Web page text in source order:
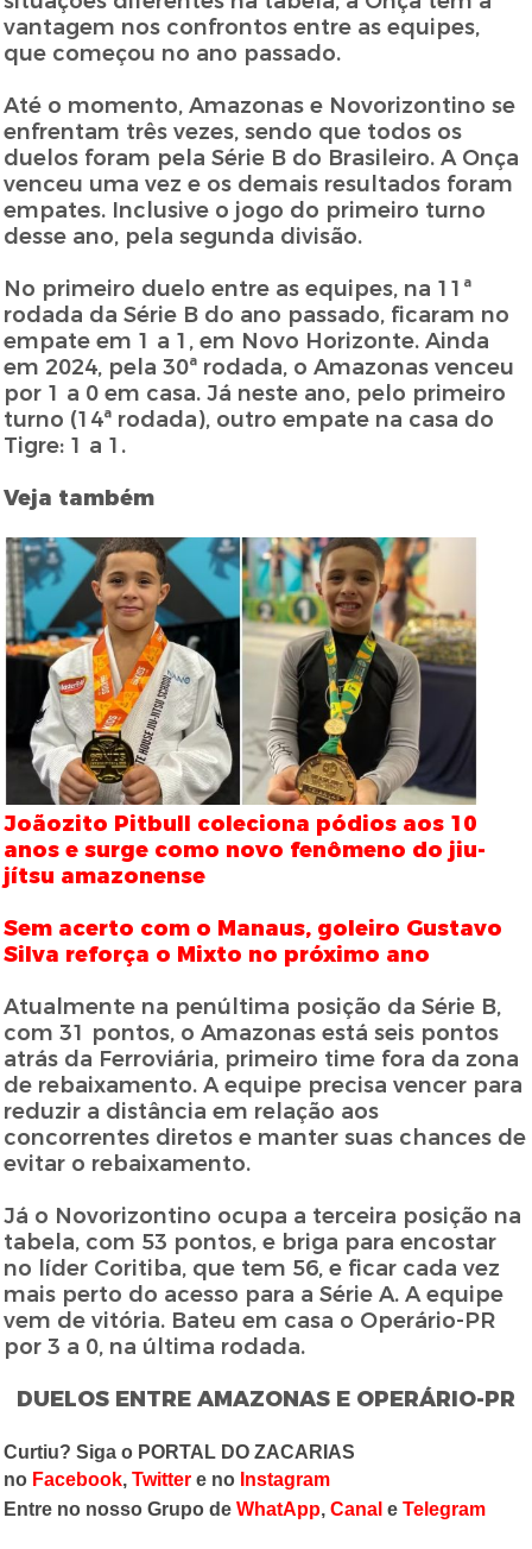
vantagem nos confrontos entre as equipes,
que começou no ano passado.
Até o momento, Amazonas e Novorizontino se
enfrentam três vezes, sendo que todos os
duelos foram pela Série B do Brasileiro. A Onça
venceu uma vez e os demais resultados foram
empates. Inclusive o jogo do primeiro turno
desse ano, pela segunda divisão.
No primeiro duelo entre as equipes, na 11ª
rodada da Série B do ano passado, ficaram no
empate em 1 a 1, em Novo Horizonte. Ainda
em 2024, pela 30ª rodada, o Amazonas venceu
por 1 a 0 em casa. Já neste ano, pelo primeiro
turno (14ª rodada), outro empate na casa do
Tigre: 1 a 1.
Veja também
Joãozito Pitbull coleciona pódios aos 10
anos e surge como novo fenômeno do jiu-
jítsu amazonense
Sem acerto com o Manaus, goleiro Gustavo
Silva reforça o Mixto no próximo ano
Atualmente na penúltima posição da Série B,
com 31 pontos, o Amazonas está seis pontos
atrás da Ferroviária, primeiro time fora da zona
de rebaixamento. A equipe precisa vencer para
reduzir a distância em relação aos
concorrentes diretos e manter suas chances de
evitar o rebaixamento.
Já o Novorizontino ocupa a terceira posição na
tabela, com 53 pontos, e briga para encostar
no líder Coritiba, que tem 56, e ficar cada vez
mais perto do acesso para a Série A. A equipe
vem de vitória. Bateu em casa o Operário-PR
por 3 a 0, na última rodada.
DUELOS ENTRE AMAZONAS E OPERÁRIO-PR
Curtiu? Siga o PORTAL DO ZACARIAS
no Facebook,Twitter e no Instagram
Entre no nosso Grupo deWhatApp,Canal eTelegram